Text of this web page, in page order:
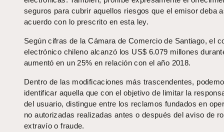
seguros para cubrir aquellos riesgos que el emisor deba
acuerdo con lo prescrito en esta ley.
Según cifras de la Cámara de Comercio de Santiago, el
electrónico chileno alcanzó los US$ 6.079 millones
aumentó en un 25% en relación con el año 2018.
Dentro de las modificaciones más trascendentes,
identificar aquella que con el objetivo de limitar la
del usuario, distingue entre los reclamos fundados en
no autorizadas realizadas antes o después del aviso de
extravío o fraude.